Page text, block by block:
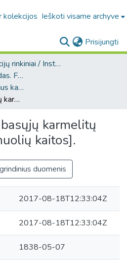
kolekcijos Ieškoti visame archyve
Prisijungti
5.3. Institucijų rinkiniai / Institutional collections
Vilniaus kapitulos fondas. F43
Bebra - Bereza (Vilniaus kapitulos fondas. F43. Bažnytinės valdos)
[Dėl Berdičevo basųjų karmelitų vienuolyno vienuolių kaitos].
karmelitų
kaitos].
duomenis
2017-08-18T12:33:04Z
2017-08-18T12:33:04Z
1838-05-07